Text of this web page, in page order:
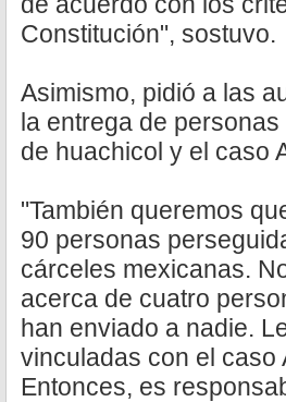
Constitución", sostuvo.
Asimismo, pidió a las
la entrega de
de huachicol y el caso
"También queremos
90 personas
cárceles mexicanas.
acerca de cuatro
han enviado a nadie.
vinculadas con el caso
Entonces, es